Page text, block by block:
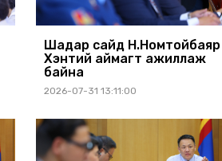
Шадар сайд Н.Номтойбаяр
Хэнтий аймагт ажиллаж
байна
2026-07-31 13:11:00